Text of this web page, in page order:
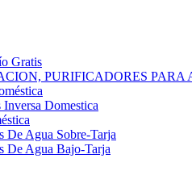
Gratis
PURIFICADORES PARA
Inversa Domestica
De Agua Sobre-Tarja
De Agua Bajo-Tarja